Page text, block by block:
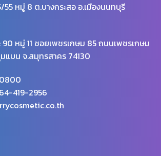
หมู่ 8 ต.บางกระสอ อ.เมืองนนทบุรี
90 หมู่ 11 ซอยเพชรเกษม 85 ถนนเพชรเกษม
แบน จ.สมุทรสาคร 74130
419-2956